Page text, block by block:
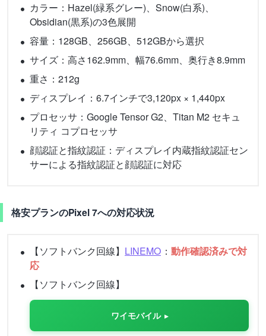
カラー：Hazel(緑系グレー)、Snow(白系)、
Obsidian(黒系)の3色展開
容量：128GB、256GB、512GBから選択
サイズ：高さ162.9mm、幅76.6mm、奥行き8.9mm
重さ：212g
ディスプレイ：6.7インチで3,120px × 1,440px
プロセッサ：Google Tensor G2、Titan M2 セキュ
リティ コプロセッサ
顔認証と指紋認証：ディスプレイ内蔵指紋認証セン
サーによる指紋認証と顔認証に対応
格安プランのPixel 7への対応状況
【ソフトバンク回線】 LINEMO ： 動作確認済みで対
応
【ソフトバンク回線】
ワイモバイル